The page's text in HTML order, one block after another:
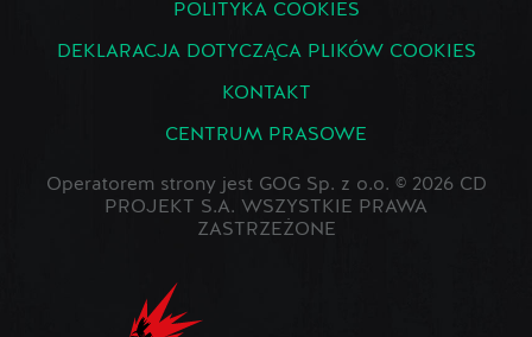
POLITYKA COOKIES
DEKLARACJA DOTYCZĄCA PLIKÓW COOKIES
KONTAKT
CENTRUM PRASOWE
Operatorem strony jest GOG Sp. z o.o. © 2026 CD
PROJEKT S.A. WSZYSTKIE PRAWA
ZASTRZEŻONE